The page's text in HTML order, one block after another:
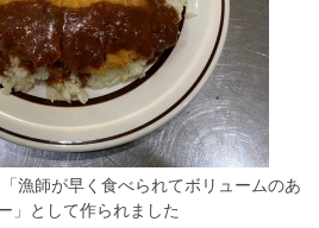
漁師が早く食べられてボリュームのあ
」として作られました